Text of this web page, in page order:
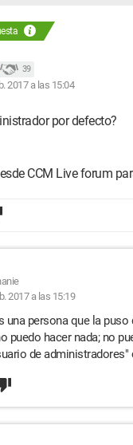
39
2017 a las 15:04
por defecto?
CCM Live forum
2017 a las 15:19
una persona que la
puedo hacer nada; no
de administradores"